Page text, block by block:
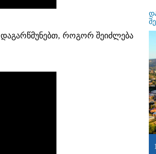
დაგარწმუნებთ, როგორ შეიძლება